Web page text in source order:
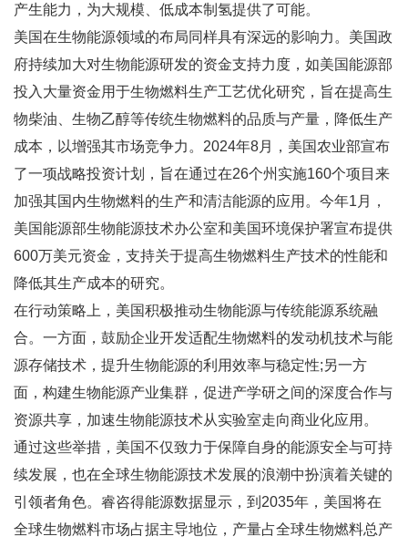
产生能力，为大规模、低成本制氢提供了可能。
美国在生物能源领域的布局同样具有深远的影响力。美国政
府持续加大对生物能源研发的资金支持力度，如美国能源部
投入大量资金用于生物燃料生产工艺优化研究，旨在提高生
物柴油、生物乙醇等传统生物燃料的品质与产量，降低生产
成本，以增强其市场竞争力。2024年8月，美国农业部宣布
了一项战略投资计划，旨在通过在26个州实施160个项目来
加强其国内生物燃料的生产和清洁能源的应用。今年1月，
美国能源部生物能源技术办公室和美国环境保护署宣布提供
600万美元资金，支持关于提高生物燃料生产技术的性能和
降低其生产成本的研究。
在行动策略上，美国积极推动生物能源与传统能源系统融
合。一方面，鼓励企业开发适配生物燃料的发动机技术与能
源存储技术，提升生物能源的利用效率与稳定性;另一方
面，构建生物能源产业集群，促进产学研之间的深度合作与
资源共享，加速生物能源技术从实验室走向商业化应用。
通过这些举措，美国不仅致力于保障自身的能源安全与可持
续发展，也在全球生物能源技术发展的浪潮中扮演着关键的
引领者角色。睿咨得能源数据显示，到2035年，美国将在
全球生物燃料市场占据主导地位，产量占全球生物燃料总产